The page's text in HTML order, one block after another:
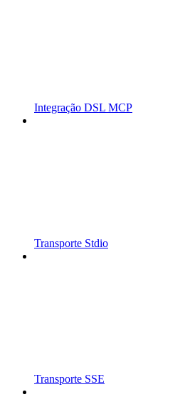
Integração DSL MCP
Transporte Stdio
Transporte SSE